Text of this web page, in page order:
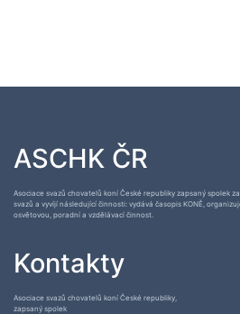
ASCHK ČR
Asociace svazů chovatelů koní České republiky zapsaný spolek
svazů a vyvíjí následující činnosti: vydává časopis KONĚ,
osvětovou, poradní a vzdělávací činnost.
Kontakty
Asociace svazů chovatelů koní České republiky,
zapsaný spolek